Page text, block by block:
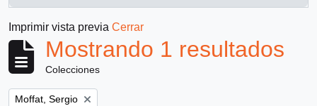
Imprimir vista previa Cerrar
Mostrando 1 resultados
Colecciones
Remove filter:
Moffat, Sergio